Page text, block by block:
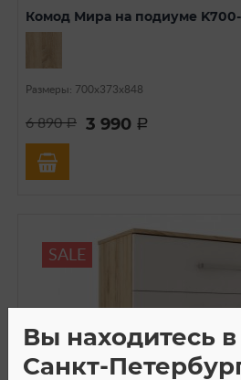
Комод Мира на подиуме
Размеры: 700х373х848
6 890a 3 990 a
SALE
Вы находитесь
Санкт-